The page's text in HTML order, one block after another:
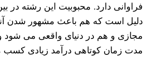
فراوانی دارد. محبوبیت این رشته در
دلیل است که هم باعث مشهور شدن
مجازی و هم در دنیای واقعی می شود و
مدت زمان کوتاهی درآمد زیادی کسب